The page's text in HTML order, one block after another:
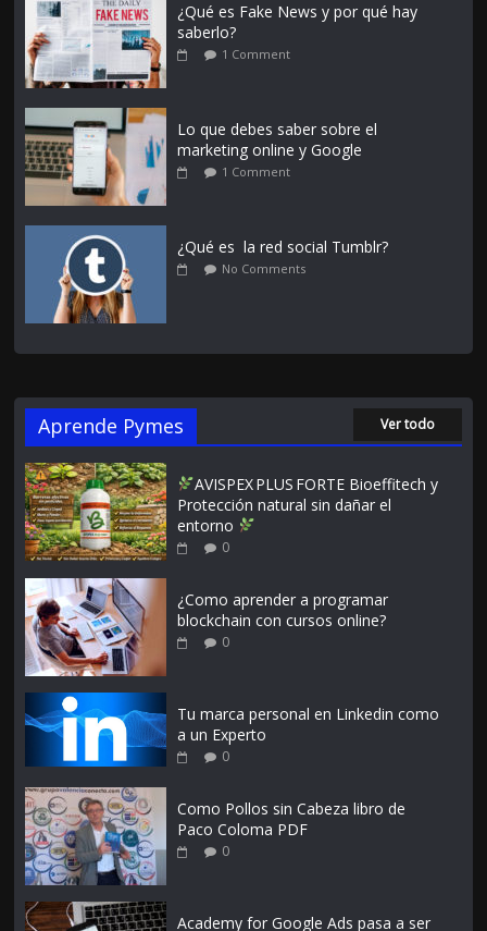
¿Qué es Fake News y por qué hay
saberlo?
1 Comment
Lo que debes saber sobre el
marketing online y Google
1 Comment
¿Qué es la red social Tumblr?
No Comments
Aprende Pymes Ver todo
AVISPEX PLUS FORTE Bioeffitech y
Protección natural sin dañar el
entorno
0
¿Como aprender a programar
blockchain con cursos online?
0
Tu marca personal en Linkedin como
a un Experto
0
Como Pollos sin Cabeza libro de
Paco Coloma PDF
0
Academy for Google Ads pasa a ser